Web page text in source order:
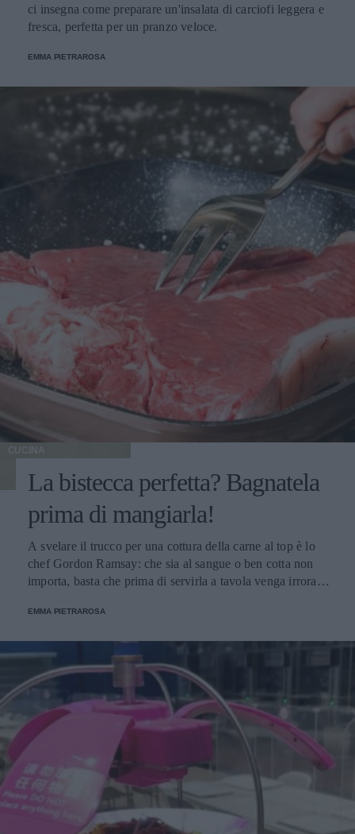
ci insegna come preparare un'insalata di carciofi leggera e
fresca, perfetta per un pranzo veloce.
EMMA PIETRAROSA
CUCINA
La bistecca perfetta? Bagnatela
prima di mangiarla!
A svelare il trucco per una cottura della carne al top è lo
chef Gordon Ramsay: che sia al sangue o ben cotta non
importa, basta che prima di servirla a tavola venga irrorata
EMMA PIETRAROSA